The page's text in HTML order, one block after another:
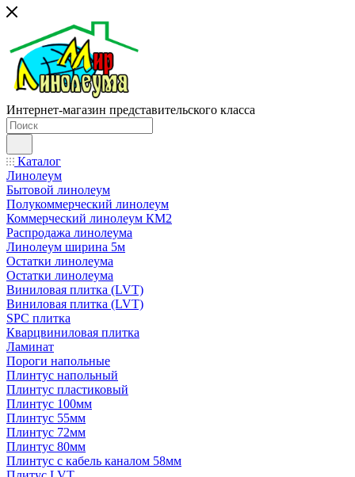
Интернет-магазин представительского класса
Каталог
Линолеум
Бытовой линолеум
Полукоммерческий линолеум
Коммерческий линолеум КМ2
Распродажа линолеума
Линолеум ширина 5м
Остатки линолеума
Остатки линолеума
Виниловая плитка (LVT)
Виниловая плитка (LVT)
SPC плитка
Кварцвиниловая плитка
Ламинат
Пороги напольные
Плинтус напольный
Плинтус пластиковый
Плинтус 100мм
Плинтус 55мм
Плинтус 72мм
Плинтус 80мм
Плинтус с кабель каналом 58мм